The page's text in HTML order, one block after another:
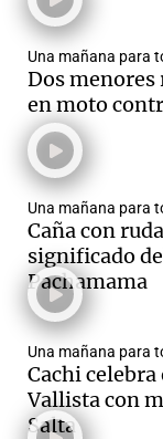
Una mañana para
Dos
en moto
Una mañana para
Caña con
significado
Pachamama
Una mañana para
Cachi celebra
Vallista con
Salta